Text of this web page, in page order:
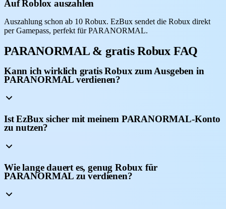
Auf Roblox auszahlen
Auszahlung schon ab 10 Robux. EzBux sendet die Robux direkt
per Gamepass, perfekt für PARANORMAL.
PARANORMAL & gratis Robux FAQ
Kann ich wirklich gratis Robux zum Ausgeben in
PARANORMAL verdienen?
Ist EzBux sicher mit meinem PARANORMAL-Konto
zu nutzen?
Wie lange dauert es, genug Robux für
PARANORMAL zu verdienen?